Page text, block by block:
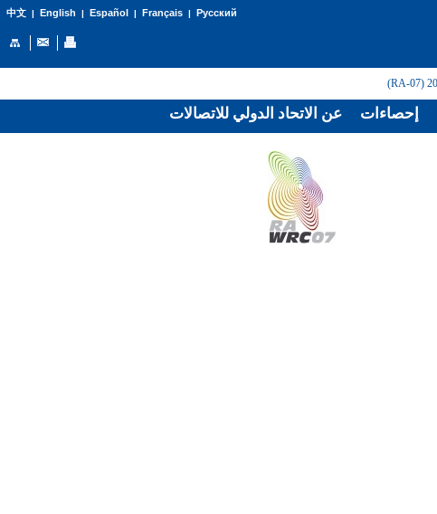
中文| English | Español | Français| Русский
عن الاتحاد الدولي للاتصالات إحصاءات